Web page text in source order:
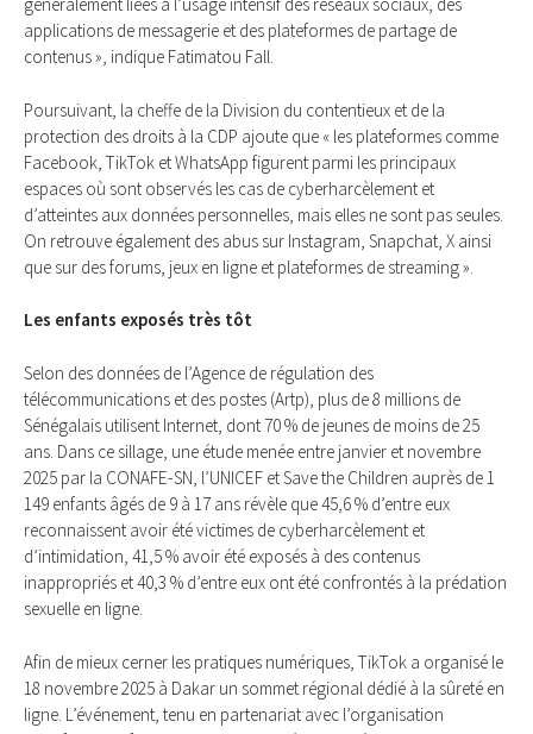
applications de messagerie et des plateformes de partage de
contenus », indique Fatimatou Fall.
Poursuivant, la cheffe de la Division du contentieux et de la
protection des droits à la CDP ajoute que « les plateformes comme
Facebook, TikTok et WhatsApp figurent parmi les principaux
espaces où sont observés les cas de cyberharcèlement et
d’atteintes aux données personnelles, mais elles ne sont pas seules.
On retrouve également des abus sur Instagram, Snapchat, X ainsi
que sur des forums, jeux en ligne et plateformes de streaming ».
Les enfants exposés très tôt
Selon des données de l’Agence de régulation des
télécommunications et des postes (Artp), plus de 8 millions de
Sénégalais utilisent Internet, dont 70 % de jeunes de moins de 25
ans. Dans ce sillage, une étude menée entre janvier et novembre
2025 par la CONAFE-SN, l’UNICEF et Save the Children auprès de 1
149 enfants âgés de 9 à 17 ans révèle que 45,6 % d’entre eux
reconnaissent avoir été victimes de cyberharcèlement et
d’intimidation, 41,5 % avoir été exposés à des contenus
inappropriés et 40,3 % d’entre eux ont été confrontés à la prédation
sexuelle en ligne.
Afin de mieux cerner les pratiques numériques, TikTok a organisé le
18 novembre 2025 à Dakar un sommet régional dédié à la sûreté en
ligne. L’événement, tenu en partenariat avec l’organisation